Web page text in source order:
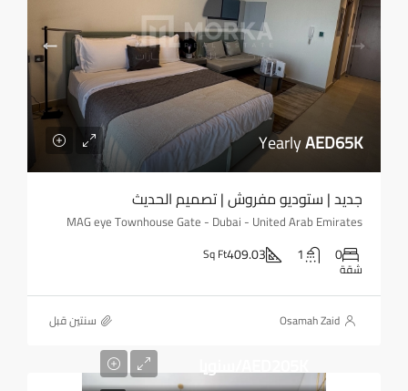
YearlyAED65K
جديد | ستوديو مفروش | تصميم الحديث
MAG eye Townhouse Gate - Dubai - United Arab Emirates
0
1
409.03
Sq Ft
شقة
Osamah Zaid ‏سنتين قبل
AED205K/سنويا